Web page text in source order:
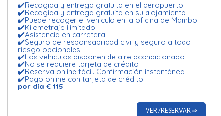
✔️Recogida y entrega gratuita en el aeropuerto
✔️Recogida y entrega gratuita en su alojamiento
✔️Puede recoger el vehiculo en la oficina de Mambo
✔️Kilometraje ilimitado
✔️Asistencia en carretera
✔️Seguro de responsabilidad civil y seguro a todo
riesgo opcionales
✔️Los vehiculos disponen de aire acondicionado
✔️No se requiere tarjeta de crédito
✔️Reserva online fácil. Confirmación instantánea.
✔️Pago online con tarjeta de crédito
por día € 115
VER /RESERVAR ⇒